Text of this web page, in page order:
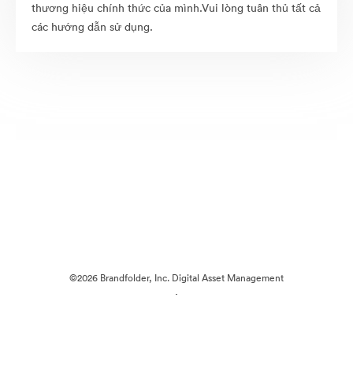
thương hiệu chính thức của mình.Vui lòng tuân thủ tất cả
các hướng dẫn sử dụng.
©2026 Brandfolder, Inc. Digital Asset Management
·